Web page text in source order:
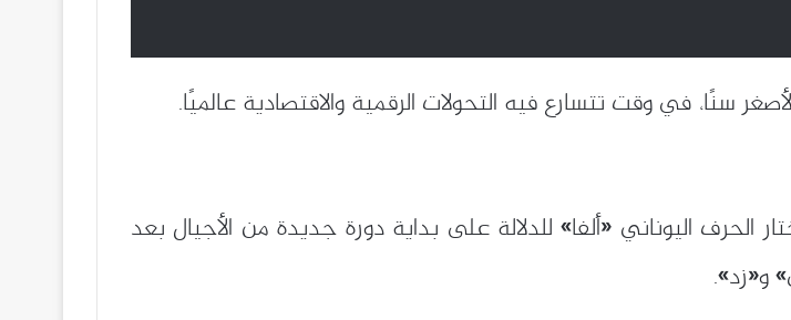
سنًا، في وقت تتسارع فيه التحولات الرقمية والاقتصادية عالميًا.
الحرف اليوناني «ألفا» للدلالة على بداية دورة جديدة من الأجيال بعد
و«زد».